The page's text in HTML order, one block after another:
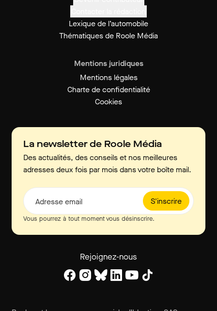
Lexique de l’automobile
Thématiques de Roole Média
Mentions juridiques
Mentions légales
Charte de confidentialité
Cookies
La newsletter de Roole Média
Des actualités, des conseils et nos meilleures
adresses deux fois par mois dans votre boîte mail.
S'inscrire
Adresse email
Vous pourrez à tout moment vous désinscrire.
Rejoignez-nous